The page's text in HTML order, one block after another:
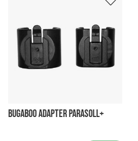
BUGABOO ADAPTER PARASOLL+